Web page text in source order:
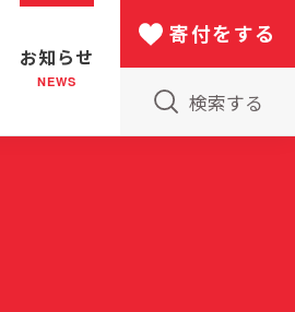
日本における救世軍の130年
お知らせ
NEWS
検索する
寄付をする